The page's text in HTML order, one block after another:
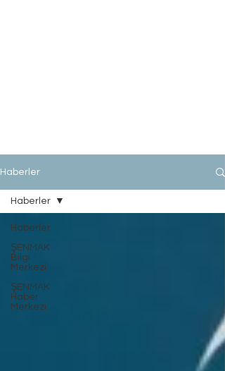
Haberler
Haberler
ŞENMAK
Bilgi
Merkezi
ŞENMAK
Haber
Merkezi
Haberler